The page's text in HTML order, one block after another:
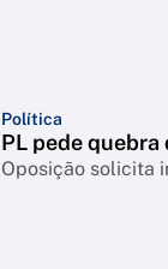
Política
PL pede quebra
Oposição solicita